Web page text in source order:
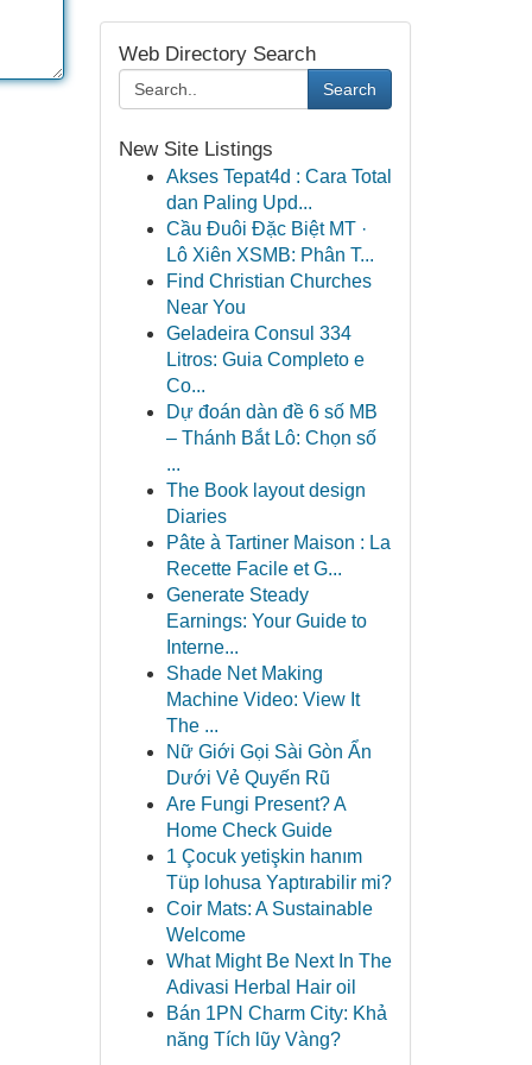
Web Directory Search
Search
New Site Listings
Akses Tepat4d : Cara Total
dan Paling Upd...
Cầu Đuôi Đặc Biệt MT ·
Lô Xiên XSMB: Phân T...
Find Christian Churches
Near You
Geladeira Consul 334
Litros: Guia Completo e
Co...
Dự đoán dàn đề 6 số MB
– Thánh Bắt Lô: Chọn số
...
The Book layout design
Diaries
Pâte à Tartiner Maison : La
Recette Facile et G...
Generate Steady
Earnings: Your Guide to
Interne...
Shade Net Making
Machine Video: View It
The ...
Nữ Giới Gọi Sài Gòn Ẩn
Dưới Vẻ Quyến Rũ
Are Fungi Present? A
Home Check Guide
1 Çocuk yetişkin hanım
Tüp lohusa Yaptırabilir mi?
Coir Mats: A Sustainable
Welcome
What Might Be Next In The
Adivasi Herbal Hair oil
Bán 1PN Charm City: Khả
năng Tích lũy Vàng?